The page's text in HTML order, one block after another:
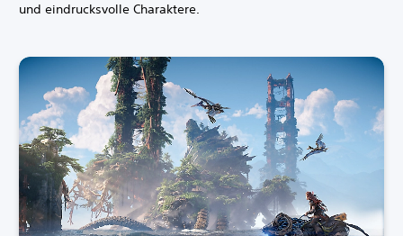
und eindrucksvolle Charaktere.